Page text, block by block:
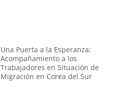
Una Puerta a la Esperanza:
Acompañamiento a los
Trabajadores en Situación de
Migración en Corea del Sur